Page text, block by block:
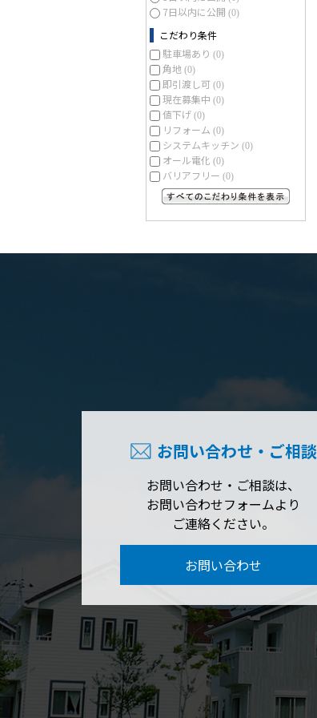
7日以内に公開 (0)
こだわり条件
駐車場あり (0)
角地 (0)
即引渡し可 (0)
現在募集中 (0)
値下げ (0)
リフォーム (0)
システムキッチン (0)
オール電化 (0)
バリアフリー (0)
お問い合わせ・ご相談
お問い合わせ・ご相談は、
お問い合わせフォームより
ご連絡ください。
お問い合わせ